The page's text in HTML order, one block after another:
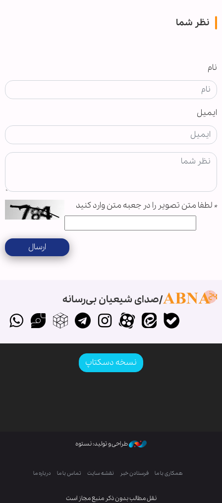
نظر شما
نام
ایمیل
* لطفا متن تصویر را در جعبه متن وارد کنید
ارسال
صدای شیعیان بی‌رسانه
نسخه دسکتاپ
نقل مطالب بدون ذکر منبع مجاز است
طراحی و تولید: نستوه
همکاری با ما فرستادن خبر نقشه سایت تماس با ما درباره ما